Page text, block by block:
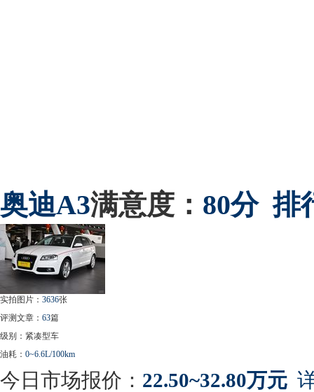
奥迪A3满意度： 80分 排
实拍图片： 3636张
评测文章： 63篇
级别：紧凑型车
油耗： 0~6.6L/100km
今日市场报价： 22.50~32.80万元